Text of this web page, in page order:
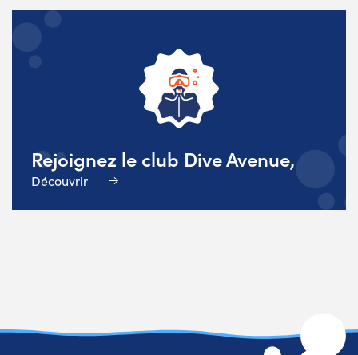
Rejoignez le club Dive Avenue,
Découvrir